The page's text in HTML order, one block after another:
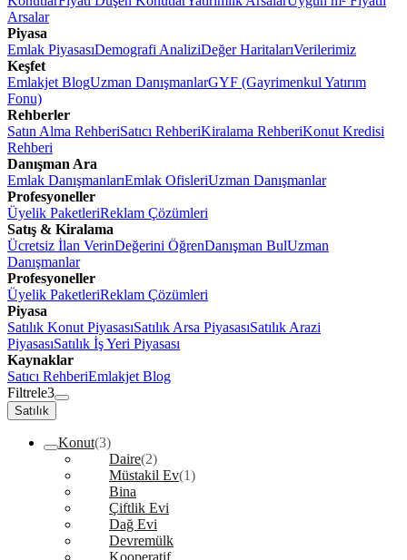
Arsalar
Piyasa
Emlak PiyasasıDemografi AnaliziDeğer HaritalarıVerilerimiz
Keşfet
Emlakjet BlogUzman DanışmanlarGYF (Gayrimenkul Yatırım
Fonu)
Rehberler
Satın Alma RehberiSatıcı RehberiKiralama RehberiKonut Kredisi
Rehberi
Danışman Ara
Emlak DanışmanlarıEmlak OfisleriUzman Danışmanlar
Profesyoneller
Üyelik PaketleriReklam Çözümleri
Satış & Kiralama
Ücretsiz İlan VerinDeğerini ÖğrenDanışman BulUzman
Danışmanlar
Profesyoneller
Üyelik PaketleriReklam Çözümleri
Piyasa
Satılık Konut PiyasasıSatılık Arsa PiyasasıSatılık Arazi
PiyasasıSatılık İş Yeri Piyasası
Kaynaklar
Satıcı RehberiEmlakjet Blog
Filtrele3
Satılık
Konut(3)
Daire(2)
Müstakil Ev(1)
Bina
Çiftlik Evi
Dağ Evi
Devremülk
Kooperatif